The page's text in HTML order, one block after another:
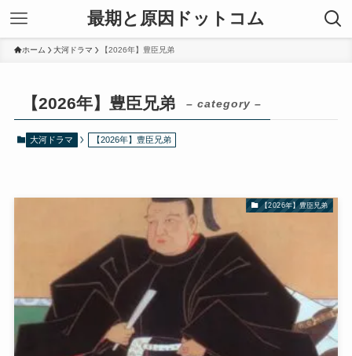
最期と原因ドットコム
ホーム 大河ドラマ 【2026年】豊臣兄弟
【2026年】豊臣兄弟 – category –
大河ドラマ 【2026年】豊臣兄弟
【2026年】豊臣兄弟